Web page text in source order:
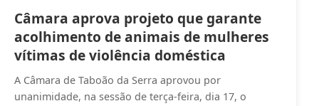
Câmara aprova projeto que garante
acolhimento de animais de mulheres
vítimas de violência doméstica
A Câmara de Taboão da Serra aprovou por
unanimidade, na sessão de terça-feira, dia 17, o